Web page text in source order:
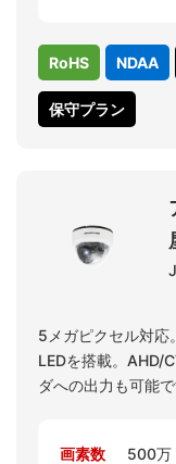
RoHS NDAA
保守プラン
5メガピクセル対応
LEDを搭載。AHD/
ダへの出力も可能
画素数
500万